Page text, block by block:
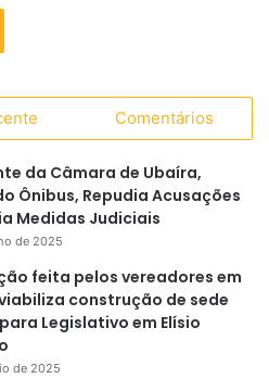
Comentários
da Câmara de Ubaíra,
Ônibus, Repudia Acusações
Medidas Judiciais
de 2025
feita pelos vereadores em
construção de sede
Legislativo em Elísio
de 2025